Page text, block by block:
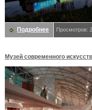
Подробнее Просмотров:
Музей современного
Москве